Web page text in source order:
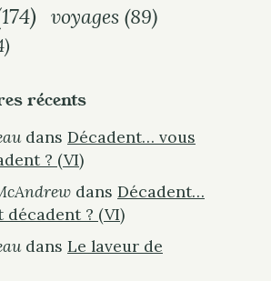
voyages (89)
récents
dans Décadent… vous
? (VI)
dans Décadent…
décadent ? (VI)
dans Le laveur de